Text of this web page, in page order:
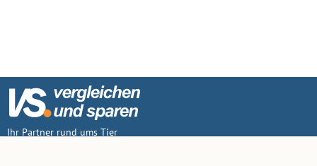
Ihr Partner rund ums Tier